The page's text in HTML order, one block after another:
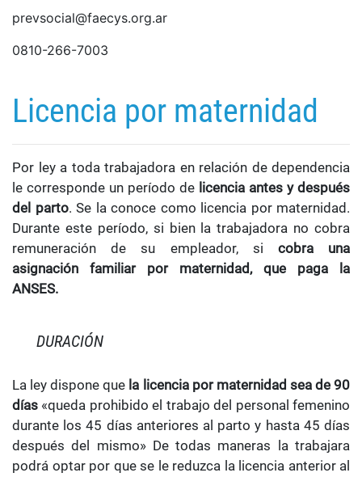
prevsocial@faecys.org.ar
0810-266-7003
Licencia por maternidad
Por ley a toda trabajadora en relación de dependencia
le corresponde un período de licencia antes y después
del parto. Se la conoce como licencia por maternidad.
Durante este período, si bien la trabajadora no cobra
remuneración de su empleador, si cobra una
asignación familiar por maternidad, que paga la
ANSES.
DURACIÓN
La ley dispone que la licencia por maternidad sea de 90
días «queda prohibido el trabajo del personal femenino
durante los 45 días anteriores al parto y hasta 45 días
después del mismo» De todas maneras la trabajara
podrá optar por que se le reduzca la licencia anterior al